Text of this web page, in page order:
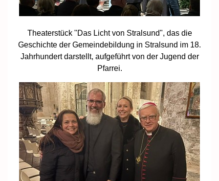
Theaterstück "Das Licht von Stralsund", das die
Geschichte der Gemeindebildung in Stralsund im 18.
Jahrhundert darstellt, aufgeführt von der Jugend der
Pfarrei.